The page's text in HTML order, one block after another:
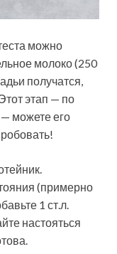
можно
молоко (250
получатся,
этап — по
можете его
(примерно
1 ст.л.
настояться